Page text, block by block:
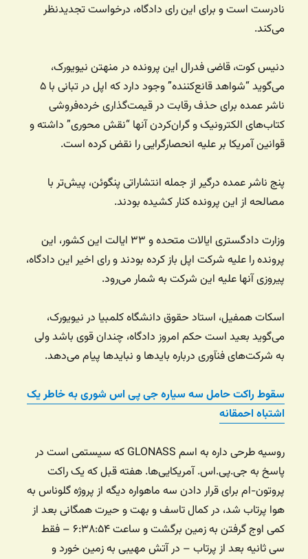
نادرست است و برای این رای دادگاه، درخواست تجدیدنظر
می‌کند.
دنیس کوت، قاضی فدرال این پرونده در منهتن نیویورک،
می‌گوید “شواهد قانع‌کننده” وجود دارد که اپل در تبانی با ۵
ناشر عمده برای حذف رقابت در قیمت‌گذاری خرده‌فروشی
کتاب‌های الکترونیک و گران‌کردن آنها “نقش محوری” داشته و
قوانین آمریکا بر علیه انحصارگرایی را نقض کرده است.
پنج ناشر عمده درگیر از جمله انتشاراتی پنگوئن، پیش‌تر با
مصالحه از این پرونده کنار کشیده بودند.
وزارت دادگستری ایالات متحده و ۳۳ ایالت این کشور، این
پرونده را علیه شرکت اپل باز کرده بودند و رای اخیر این دادگاه،
پیروزی آنها علیه این شرکت به شمار می‌رود.
اسکات همفیل، استاد حقوق دانشگاه کلمبیا در نیویورک،
می‌‌‌گوید بعید است حکم امروز دادگاه، چندان قوی باشد ولی
به شرکت‌‌‌های فنآوری درباره بایدها و نبایدها پیام می‌‌‌دهد.
سقوط راکت حامل سه سیاره جی پی اس شوری به خاطر یک
اشتباه احمقانه
روسیه طرحی داره به اسم GLONASS که سیستمی است در
پاسخ به جی.پی.اس. آمریکایی‌ها. هفته قبل که یک راکت
پروتون-ام برای قرار دادن سه ماهواره دیگه از پروژه گلوناس به
هوا پرتاب شد، در کمال تاسف و بهت و حیرت همگانی بعد از
کمی اوج گرفتن به زمین برگشت و ساعت ۶:۳۸:۵۴ – فقط
سی ثانیه بعد از پرتاب – در آتش مهیبی به زمین خورد و